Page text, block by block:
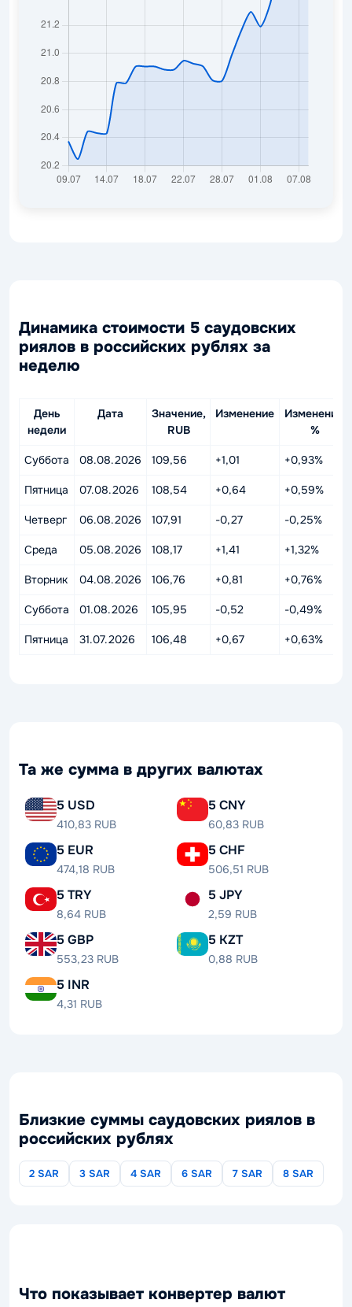
Динамика стоимости 5 саудовских
риялов в российских рублях за
неделю
День
недели
Дата
Значение,
RUB
Изменение
Изменение,
%
Суббота 08.08.2026 109,56 +1,01 +0,93%
Пятница 07.08.2026 108,54 +0,64 +0,59%
Четверг 06.08.2026 107,91 -0,27 -0,25%
Среда 05.08.2026 108,17 +1,41 +1,32%
Вторник 04.08.2026 106,76 +0,81 +0,76%
Суббота 01.08.2026 105,95 -0,52 -0,49%
Пятница 31.07.2026 106,48 +0,67 +0,63%
Та же сумма в других валютах
5 USD
410,83 RUB
5 CNY
60,83 RUB
5 EUR
474,18 RUB
5 CHF
506,51 RUB
5 TRY
8,64 RUB
5 JPY
2,59 RUB
5 GBP
553,23 RUB
5 KZT
0,88 RUB
5 INR
4,31 RUB
Близкие суммы саудовских риялов в
российских рублях
2 SAR 3 SAR 4 SAR 6 SAR 7 SAR 8 SAR
Что показывает конвертер валют